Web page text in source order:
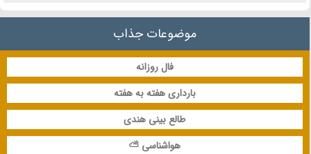
موضوعات جذاب
فال روزانه
بارداری هفته به هفته
طالع بینی هندی
هواشناسی ⛅